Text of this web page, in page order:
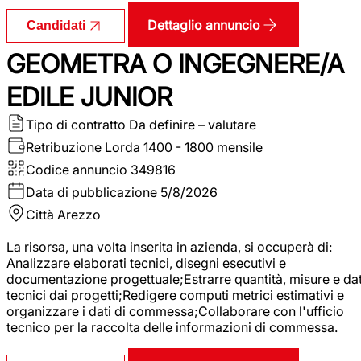
Candidati Dettaglio annuncio
GEOMETRA O INGEGNERE/A
EDILE JUNIOR
Tipo di contratto Da definire – valutare
Retribuzione Lorda 1400 - 1800 mensile
Codice annuncio 349816
Data di pubblicazione 5/8/2026
Città Arezzo
La risorsa, una volta inserita in azienda, si occuperà di:
Analizzare elaborati tecnici, disegni esecutivi e
documentazione progettuale;Estrarre quantità, misure e
tecnici dai progetti;Redigere computi metrici estimativi e
organizzare i dati di commessa;Collaborare con l'ufficio
tecnico per la raccolta delle informazioni di commessa.